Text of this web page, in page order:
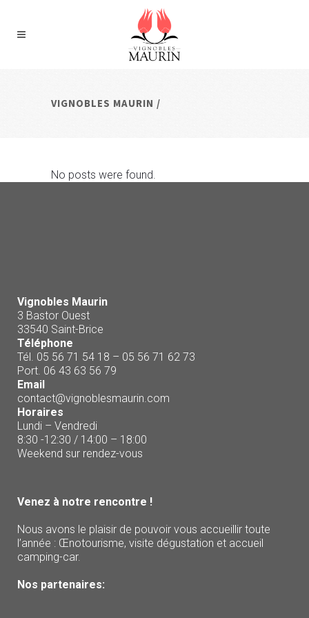
VIGNOBLES MAURIN /
No posts were found.
Vignobles Maurin
3 Bastor Ouest
33540 Saint-Brice
Téléphone
Tél. 05 56 71 54 18 – 05 56 71 62 73
Port. 06 43 63 56 79
Email
contact@vignoblesmaurin.com
Horaires
Lundi – Vendredi
8:30 -12:30 / 14:00 – 18:00
Weekend sur rendez-vous
Venez à notre rencontre !
Nous avons le plaisir de pouvoir vous accueillir toute
l’année : Œnotourisme, visite dégustation et accueil
camping-car.
Nos partenaires: